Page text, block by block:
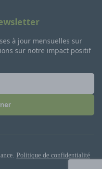
à jour mensuelles sur
sur notre impact positif
Politique de confidentialité